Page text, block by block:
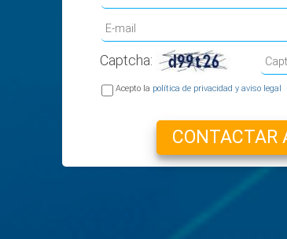
Captcha:
Acepto la política de privacidad y aviso legal